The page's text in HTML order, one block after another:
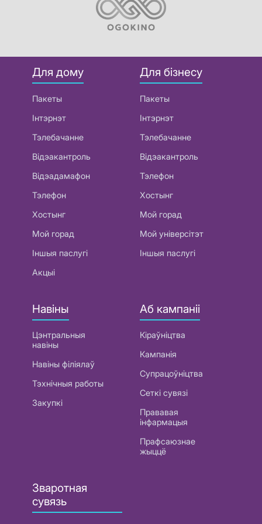
Для дому
Пакеты
Інтэрнэт
Тэлебачанне
Відэакантроль
Відэадамафон
Тэлефон
Хостынг
Мой горад
Іншыя паслугі
Акцыі
Для бізнесу
Пакеты
Інтэрнэт
Тэлебачанне
Відэакантроль
Тэлефон
Хостынг
Мой горад
Мой універсітэт
Іншыя паслугі
Навіны
Цэнтральныя
навіны
Навіны філіялаў
Тэхнічныя работы
Закупкі
Аб кампаніі
Кіраўніцтва
Кампанія
Супрацоўніцтва
Сеткі сувязі
Прававая
інфармацыя
Прафсаюзнае
жыццё
Зваротная
сувязь